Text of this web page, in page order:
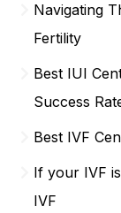
Navigating
Fertility
Best IUI
Success
Best IVF
If your IVF
IVF